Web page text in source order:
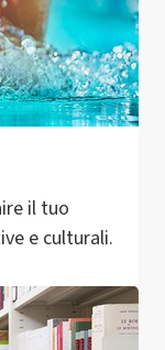
il tuo
e culturali.